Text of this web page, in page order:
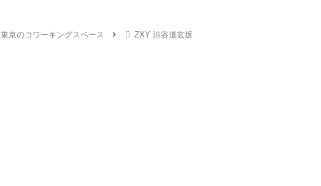
東京のコワーキングスペース ZXY 渋谷道玄坂